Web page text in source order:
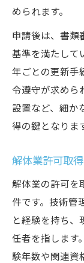
められます。
申請後は、書類
基準を満たして
年ごとの更新手
令遵守が求めら
設置など、細か
得の鍵となりま
解体業許可取
解体業の許可を
件です。技術管
と経験を持ち
任者を指します
験年数や関連資